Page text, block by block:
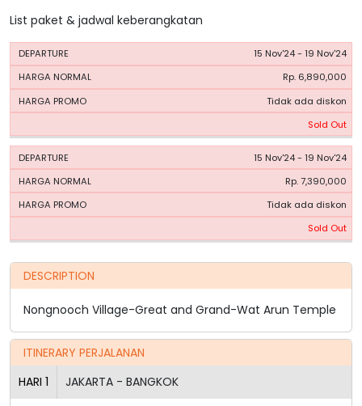
List paket & jadwal keberangkatan
PERIODE
HARGA
15 Nov'24 - 19 Nov'24
Rp. 6,890,000
Tidak ada diskon
Sold Out
15 Nov'24 - 19 Nov'24
Rp. 7,390,000
Tidak ada diskon
Sold Out
DESCRIPTION
Nongnooch Village-Great and Grand-Wat Arun Temple
ITINERARY PERJALANAN
HARI 1 JAKARTA - BANGKOK